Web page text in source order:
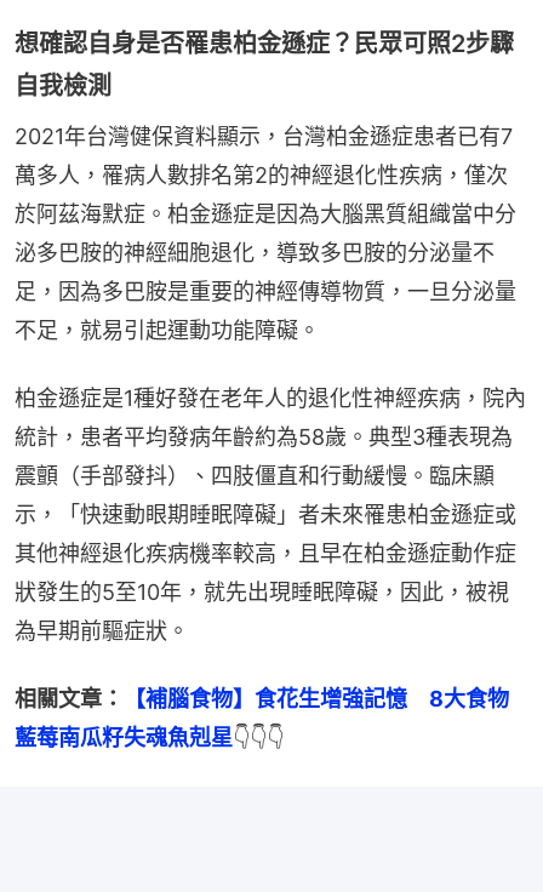
想確認自身是否罹患柏金遜症？民眾可照2步驟
自我檢測
2021年台灣健保資料顯示，台灣柏金遜症患者已有7
萬多人，罹病人數排名第2的神經退化性疾病，僅次
於阿茲海默症。柏金遜症是因為大腦黑質組織當中分
泌多巴胺的神經細胞退化，導致多巴胺的分泌量不
足，因為多巴胺是重要的神經傳導物質，一旦分泌量
不足，就易引起運動功能障礙。
柏金遜症是1種好發在老年人的退化性神經疾病，院內
統計，患者平均發病年齡約為58歲。典型3種表現為
震顫（手部發抖）、四肢僵直和行動緩慢。臨床顯
示，「快速動眼期睡眠障礙」者未來罹患柏金遜症或
其他神經退化疾病機率較高，且早在柏金遜症動作症
狀發生的5至10年，就先出現睡眠障礙，因此，被視
為早期前驅症狀。
相關文章：
【補腦食物】食花生增強記憶　8大食物
藍莓南瓜籽失魂魚剋星👇👇👇